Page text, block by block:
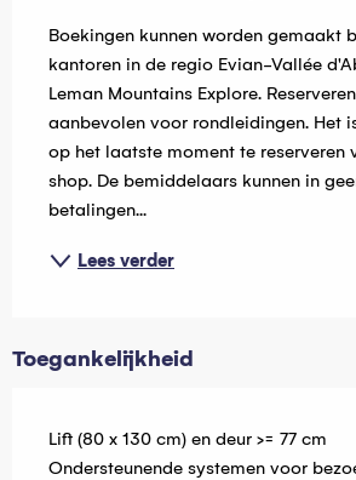
Boekingen kunnen worden gemaakt
kantoren in de regio Evian-Vallée
Leman Mountains Explore.
aanbevolen voor rondleidingen. Het
op het laatste moment te reserveren
shop. De bemiddelaars kunnen in
betalingen...
Lees verder
Toegankelijkheid
Lift (80 x 130 cm) en deur >= 77 cm
Ondersteunende systemen voor